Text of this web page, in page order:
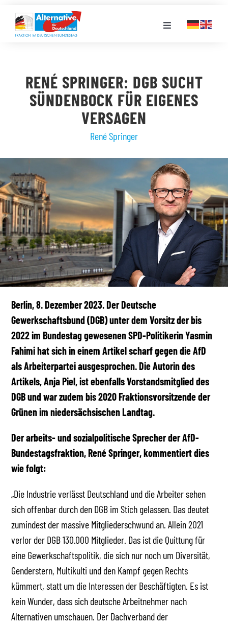
Inhalt
springen
Toggle
LANDESGRUPPEN
PRESSE
STELLENPORTAL
MEDIATHEK
RENÉ SPRINGER: DGB SUCHT
SÜNDENBOCK FÜR EIGENES
VERSAGEN
René Springer
Berlin, 8. Dezember 2023. Der Deutsche
Gewerkschaftsbund (DGB) unter dem Vorsitz der bis
2022 im Bundestag gewesenen SPD-Politikerin Yasmin
Fahimi hat sich in einem Artikel scharf gegen die AfD
als Arbeiterpartei ausgesprochen. Die Autorin des
Artikels, Anja Piel, ist ebenfalls Vorstandsmitglied des
DGB und war zudem bis 2020 Fraktionsvorsitzende der
Grünen im niedersächsischen Landtag.
Der arbeits- und sozialpolitische Sprecher der AfD-
Bundestagsfraktion, René Springer, kommentiert dies
wie folgt:
„Die Industrie verlässt Deutschland und die Arbeiter sehen
sich offenbar durch den DGB im Stich gelassen. Das deutet
zumindest der massive Mitgliederschwund an. Allein 2021
verlor der DGB 130.000 Mitglieder. Das ist die Quittung für
eine Gewerkschaftspolitik, die sich nur noch um Diversität,
Genderstern, Multikulti und den Kampf gegen Rechts
kümmert, statt um die Interessen der Beschäftigten. Es ist
kein Wunder, dass sich deutsche Arbeitnehmer nach
Alternativen umschauen. Der Dachverband der